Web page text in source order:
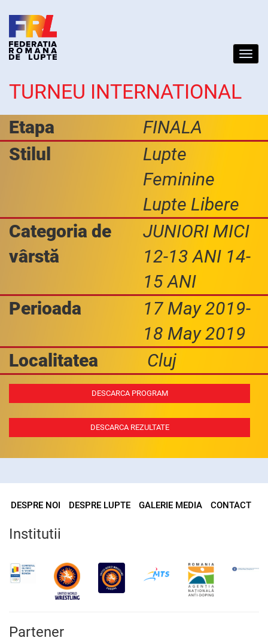
TURNEU INTERNATIONAL
Etapa
FINALA
Stilul
Lupte
Feminine
Lupte Libere
Categoria de
vârstă
JUNIORI MICI
12-13 ANI 14-
15 ANI
Perioada
17 May 2019-
18 May 2019
Localitatea
Cluj
DESCARCA PROGRAM
DESCARCA REZULTATE
DESPRE NOI DESPRE LUPTE GALERIE MEDIA CONTACT
Institutii
Partener